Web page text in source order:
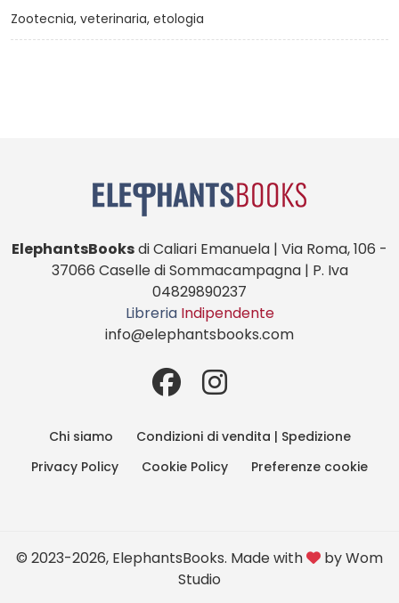
Zootecnia, veterinaria, etologia
ElephantsBooksdi Caliari Emanuela | Via Roma, 106 -
37066 Caselle di Sommacampagna | P. Iva
04829890237
Libreria Indipendente
info@elephantsbooks.com
Chi siamo
Condizioni di vendita | Spedizione
Privacy Policy
Cookie Policy Preferenze cookie
© 2023-2026, ElephantsBooks. Made with byWom
Studio